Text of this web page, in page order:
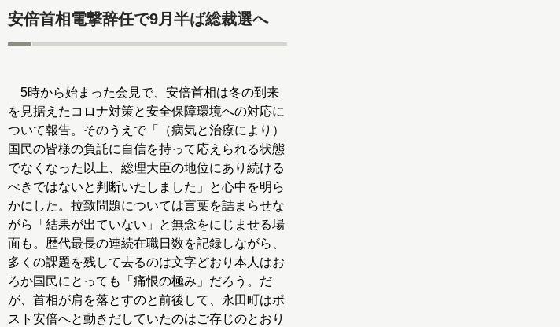
安倍首相電撃辞任で9月半ば総裁選へ
5時から始まった会見で、安倍首相は冬の到来
を見据えたコロナ対策と安全保障環境への対応に
ついて報告。そのうえで「（病気と治療により）
国民の皆様の負託に自信を持って応えられる状態
でなくなった以上、総理大臣の地位にあり続ける
べきではないと判断いたしました」と心中を明ら
かにした。拉致問題については言葉を詰まらせな
がら「結果が出ていない」と無念をにじませる場
面も。歴代最長の連続在職日数を記録しながら、
多くの課題を残して去るのは文字どおり本人はお
ろか国民にとっても「痛恨の極み」だろう。だ
が、首相が肩を落とすのと前後して、永田町はポ
スト安倍へと動きだしていたのはご存じのとおり